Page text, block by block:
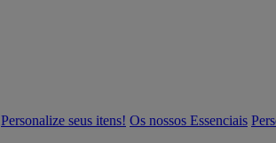
Personalize seus itens! Os nossos Essenciais